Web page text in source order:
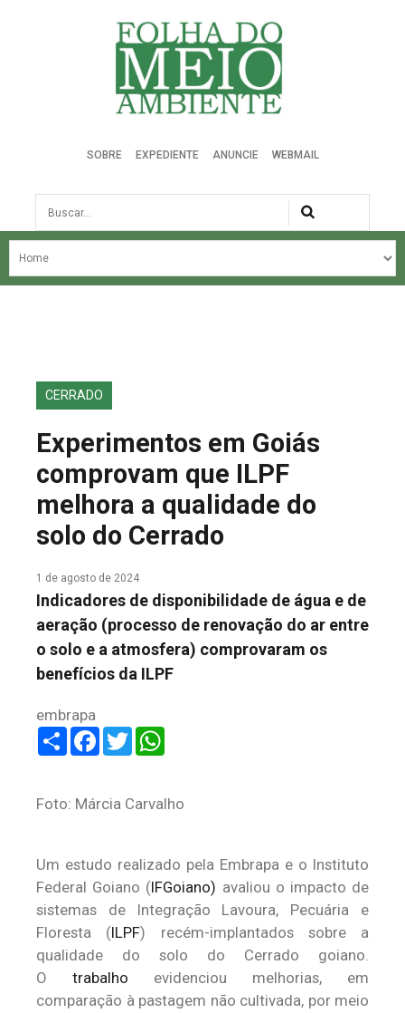
Folha do Meio Ambiente
SOBRE EXPEDIENTE ANUNCIE WEBMAIL
Busca
NOSSA HISTÓRIA
EDIÇÕES ANTERIORES
FALE CONOSCO
CERRADO
Experimentos em Goiás
comprovam que ILPF
melhora a qualidade do
solo do Cerrado
1 de agosto de 2024
Indicadores de disponibilidade de água e de
aeração (processo de renovação do ar entre
o solo e a atmosfera) comprovaram os
benefícios da ILPF
embrapa
ShareFacebook
Twitter
Foto: Márcia Carvalho
Um estudo realizado pela Embrapa e o Instituto
Federal Goiano (IFGoiano) avaliou o impacto de
sistemas de Integração Lavoura, Pecuária e
Floresta (ILPF) recém-implantados sobre a
qualidade do solo do Cerrado goiano.
O trabalho evidenciou melhorias, em
comparação à pastagem não cultivada, por meio